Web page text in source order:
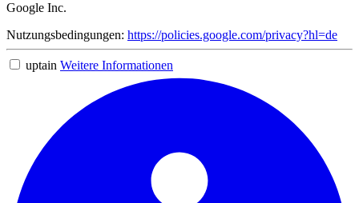
Google Inc.
Nutzungsbedingungen: https://policies.google.com/privacy?hl=de
uptain Weitere Informationen